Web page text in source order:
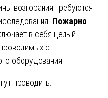
возгорания требуются
Пожарно
в себя целый
с
оборудования.
проводить: